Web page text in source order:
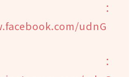
：
udnG
：